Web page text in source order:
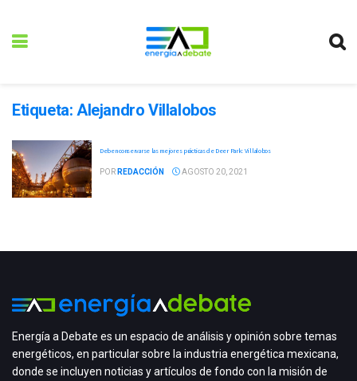
Etiqueta: Alejandro Villalobos
Deben conservarse las mejores prácticas de Deer Park: Villalobos
POR REDACCIÓN AGOSTO 20, 2021
Energía a Debate es un espacio de análisis y opinión sobre temas
energéticos, en particular sobre la industria energética mexicana,
donde se incluyen noticias y artículos de fondo con la misión de